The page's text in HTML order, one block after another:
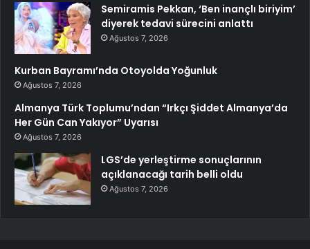
Semiramis Pekkan, ‘Ben inançlı biriyim’
diyerek tedavi sürecini anlattı
Ağustos 7, 2026
Kurban Bayramı’nda Otoyolda Yoğunluk
Ağustos 7, 2026
Almanya Türk Toplumu’ndan “Irkçı Şiddet Almanya’da
Her Gün Can Yakıyor” Uyarısı
Ağustos 7, 2026
LGS’de yerleştirme sonuçlarının
açıklanacağı tarih belli oldu
Ağustos 7, 2026